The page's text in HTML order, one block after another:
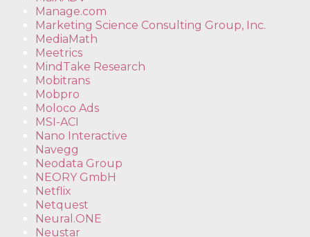
Manage.com
Marketing Science Consulting Group, Inc.
MediaMath
Meetrics
MindTake Research
Mobitrans
Mobpro
Moloco Ads
MSI-ACI
Nano Interactive
Navegg
Neodata Group
NEORY GmbH
Netflix
Netquest
Neural.ONE
Neustar